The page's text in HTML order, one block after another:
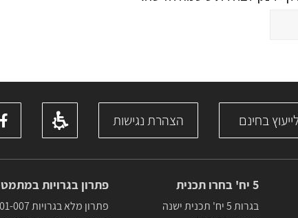
בחינם הצהרת נגישות
5 יח' בחרו תכנית
בגרות 5 יח' תכנית ישנה
פתרון בגרויות
פתרון מלא בגרויות 001-007